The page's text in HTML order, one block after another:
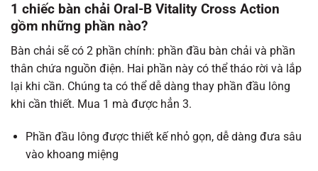
1 chiếc bàn chải Oral-B Vitality Cross Action
gồm những phần nào?
Bàn chải sẽ có 2 phần chính: phần đầu bàn chải và phần
thân chứa nguồn điện. Hai phần này có thể tháo rời và lắp
lại khi cần. Chúng ta có thể dễ dàng thay phần đầu lông
khi cần thiết. Mua 1 mà được hẳn 3.
Phần đầu lông được thiết kế nhỏ gọn, dễ dàng đưa sâu
vào khoang miệng